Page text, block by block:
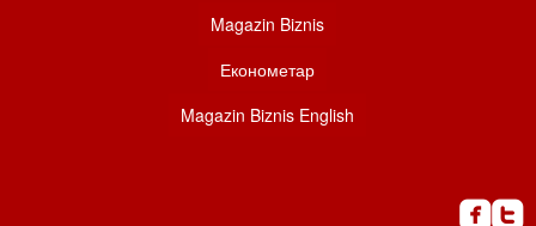
Magazin Biznis
Економетар
Magazin Biznis English